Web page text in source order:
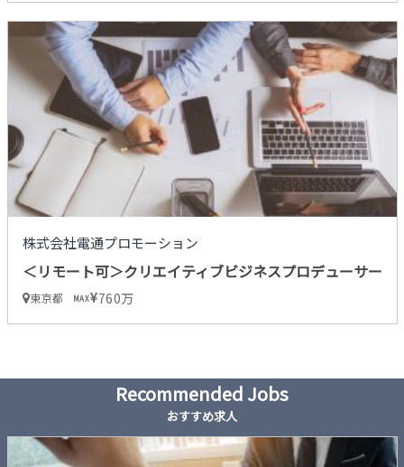
株式会社電通プロモーション
＜リモート可＞クリエイティブビジネスプロデューサー
東京都 MAX 760万
Recommended Jobs
おすすめ求人